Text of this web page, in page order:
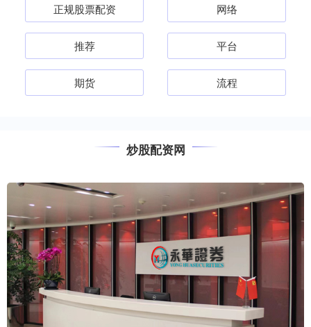
正规股票配资 网络
推荐 平台
期货 流程
炒股配资网